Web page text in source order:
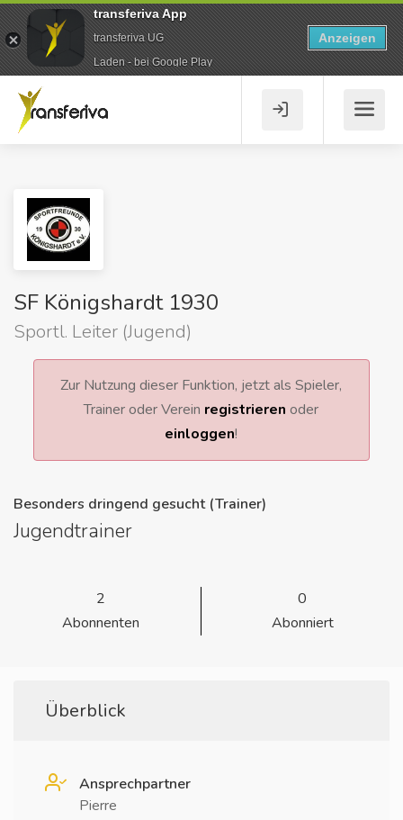
SF Königshardt 1930
Sportl. Leiter (Jugend)
Zur Nutzung dieser Funktion, jetzt als Spieler,
Trainer oder Verein registrieren oder
einloggen!
Besonders dringend gesucht (Trainer)
Jugendtrainer
2
Abonnenten
0
Abonniert
Überblick
Ansprechpartner
Pierre
transferiva App
transferiva UG
Laden - bei Google Play
Anzeigen